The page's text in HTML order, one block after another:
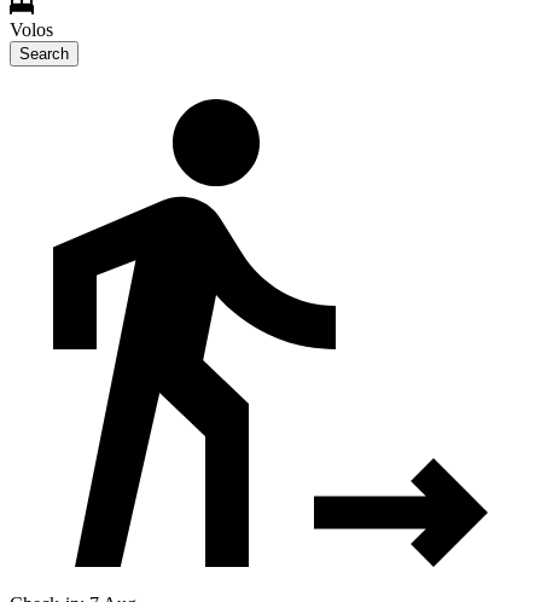
Volos
Search